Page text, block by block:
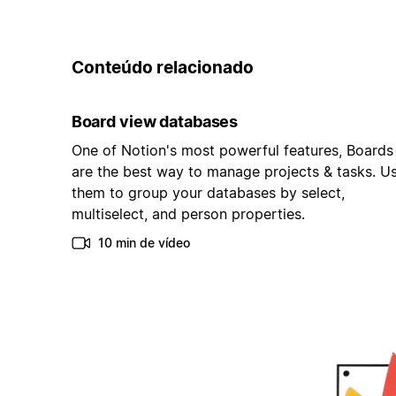
Conteúdo relacionado
Board view databases
One of Notion's most powerful features, Boards
are the best way to manage projects & tasks.
them to group your databases by select,
multiselect, and person properties.
10 min de vídeo